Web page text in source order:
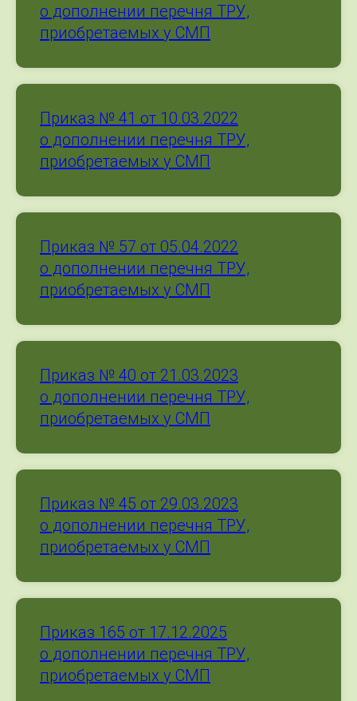
о дополнении перечня ТРУ,
приобретаемых у СМП
Приказ № 41 от 10.03.2022
о дополнении перечня ТРУ,
приобретаемых у СМП
Приказ № 57 от 05.04.2022
о дополнении перечня ТРУ,
приобретаемых у СМП
Приказ № 40 от 21.03.2023
о дополнении перечня ТРУ,
приобретаемых у СМП
Приказ № 45 от 29.03.2023
о дополнении перечня ТРУ,
приобретаемых у СМП
Приказ 165 от 17.12.2025
о дополнении перечня ТРУ,
приобретаемых у СМП